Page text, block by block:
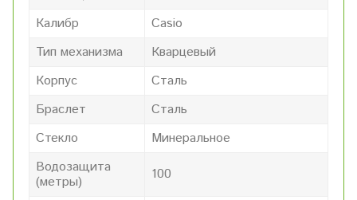
Калибр
Casio
Тип механизма
Кварцевый
Корпус
Сталь
Браслет
Сталь
Стекло
Минеральное
Водозащита
(метры)
100